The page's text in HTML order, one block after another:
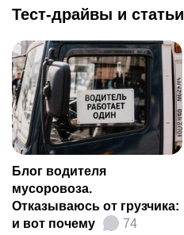
Тест-драйвы и статьи
Блог водителя
мусоровоза.
Отказываюсь от грузчика:
и вот почему
74